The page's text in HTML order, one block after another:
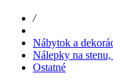
/
Nábytok a
Nálepky na
Ostatné